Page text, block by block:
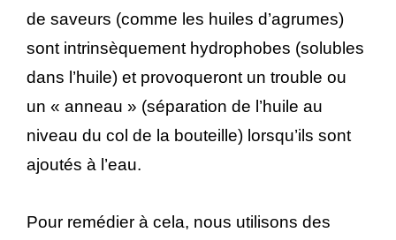
de saveurs (comme les huiles d’agrumes)
sont intrinsèquement hydrophobes (solubles
dans l’huile) et provoqueront un trouble ou
un « anneau » (séparation de l’huile au
niveau du col de la bouteille) lorsqu’ils sont
ajoutés à l’eau.
Pour remédier à cela, nous utilisons des